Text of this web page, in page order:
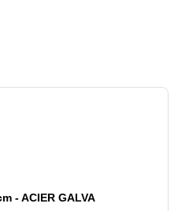
- ACIER GALVA